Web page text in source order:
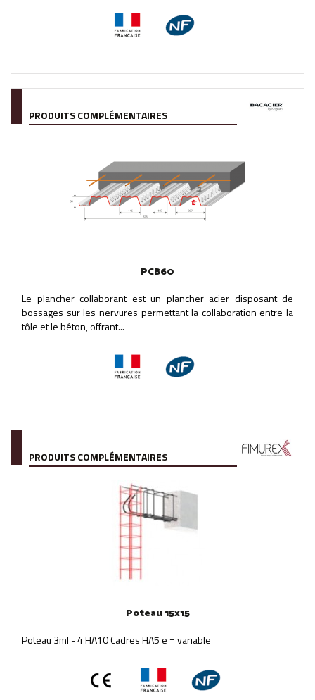
PRODUITS COMPLÉMENTAIRES
PCB60
Le plancher collaborant est un plancher acier disposant de
bossages sur les nervures permettant la collaboration entre la
tôle et le béton, offrant...
PRODUITS COMPLÉMENTAIRES
Poteau 15x15
Poteau 3ml - 4 HA10 Cadres HA5 e = variable